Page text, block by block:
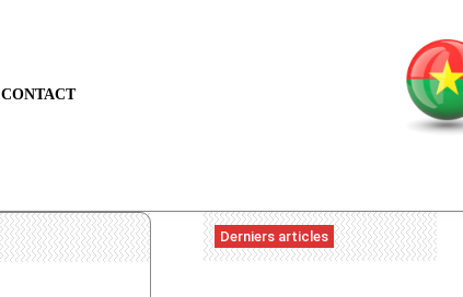
CONTACT
Derniers articles